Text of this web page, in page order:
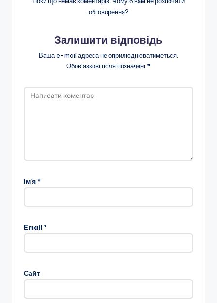
н
о
в
в
н
к
о
обговорення?
Залишити відповідь
Ваша e-mail адреса не оприлюднюватиметься.
Обов’язкові поля позначені *
Ім'я*
Email *
Сайт